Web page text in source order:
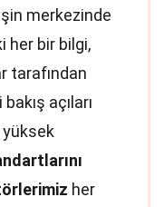
merkezinde
her bir bilgi,
tarafından
açıları
yüksek
her